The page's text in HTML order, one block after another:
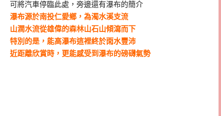
可將汽車停臨此處，旁邊還有瀑布的簡介
瀑布源於南投仁愛鄉，為濁水溪支流
山澗水流從雄偉的森林山石山傾瀉而下
特別的是，能高瀑布這裡終於雨水豐沛
近距離欣賞時，更能感受到瀑布的磅礴氣勢